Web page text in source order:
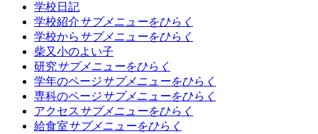
学校日記
学校紹介サブメニューをひらく
学校から サブメニューをひらく
柴又小のよい子
研究サブメニューをひらく
学年のページサブメニューをひらく
専科のページサブメニューをひらく
アクセス サブメニューをひらく
給食室サブメニューをひらく